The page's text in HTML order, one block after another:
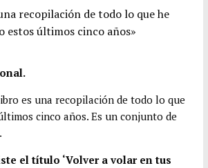
recopilación de todo lo que he
estos últimos cinco años»
es una recopilación de todo lo que
cinco años. Es un conjunto de
el título ‘Volver a volar en tus